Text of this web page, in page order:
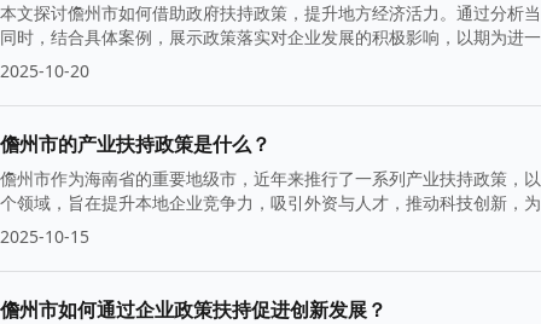
本文探讨儋州市如何借助政府扶持政策，提升地方经济活力。通过分析
同时，结合具体案例，展示政策落实对企业发展的积极影响，以期为进
2025-10-20
儋州市的产业扶持政策是什么？
儋州市作为海南省的重要地级市，近年来推行了一系列产业扶持政策，
个领域，旨在提升本地企业竞争力，吸引外资与人才，推动科技创新，
2025-10-15
儋州市如何通过企业政策扶持促进创新发展？